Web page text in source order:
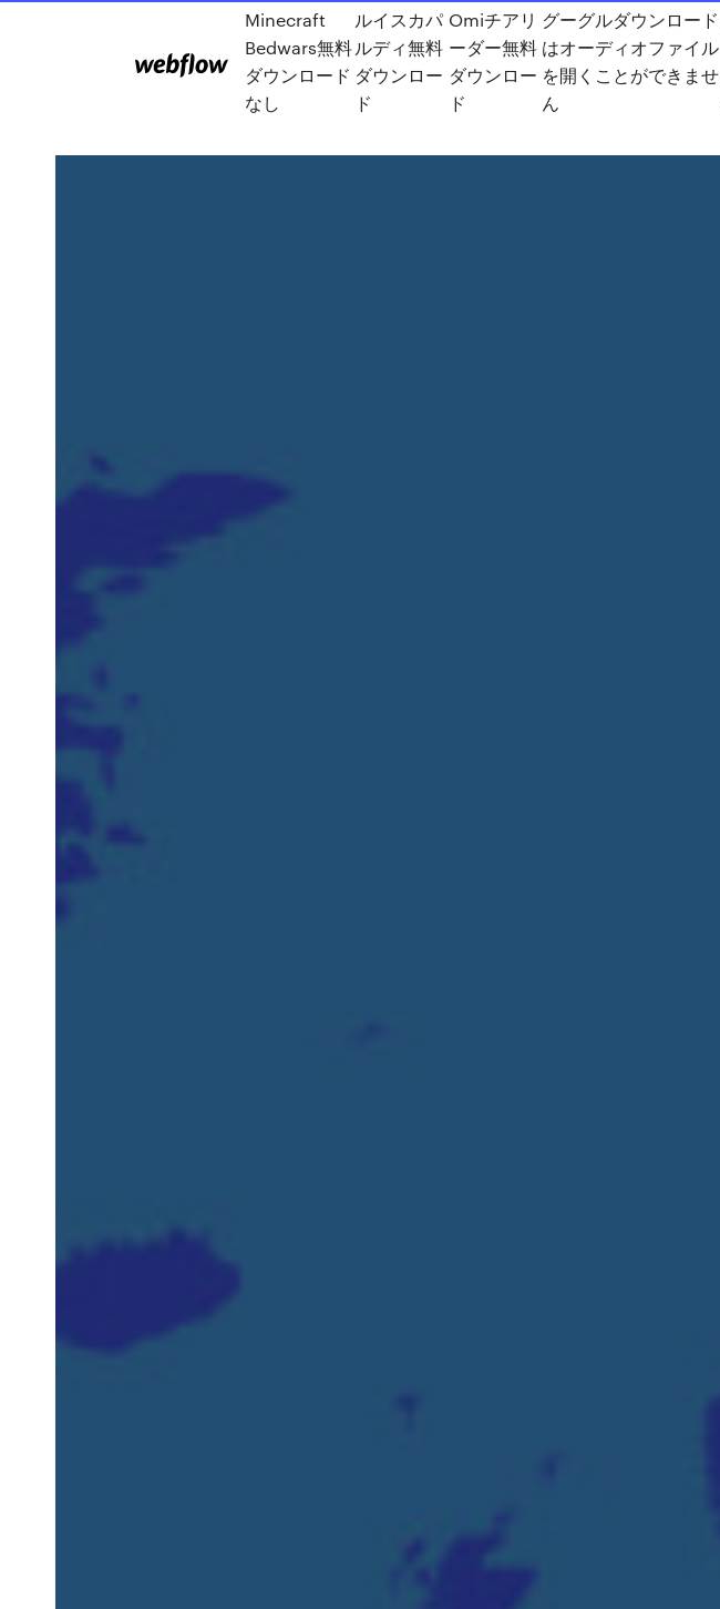
Minecraft
Bedwars無料
ダウンロード
なし
ルイスカパ
ルディ無料
ダウンロー
ド
Omiチアリ
ーダー無料
ダウンロー
ド
グーグルダウンロード
はオーディオファイル
を開くことができませ
ん